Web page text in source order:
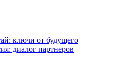
ключи от будущего
диалог партнеров